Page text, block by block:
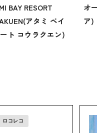
BAY RESORT
アタミ ベイ
ト コウラクエン)
オ
ア)
ロコレコ